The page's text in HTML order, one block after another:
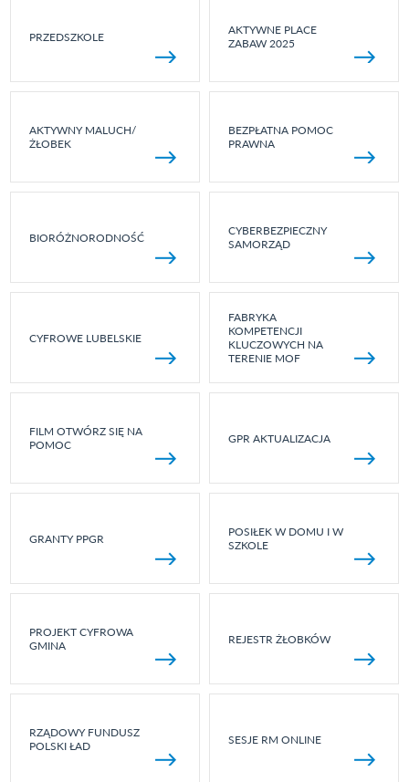
PRZEDSZKOLE
AKTYWNE PLACE
ZABAW 2025
AKTYWNY MALUCH/
ŻŁOBEK
BEZPŁATNA POMOC
PRAWNA
BIORÓŻNORODNOŚĆ
CYBERBEZPIECZNY
SAMORZĄD
CYFROWE LUBELSKIE
FABRYKA
KOMPETENCJI
KLUCZOWYCH NA
TERENIE MOF
FILM OTWÓRZ SIĘ NA
POMOC
GPR AKTUALIZACJA
GRANTY PPGR
POSIŁEK W DOMU I W
SZKOLE
PROJEKT CYFROWA
GMINA
REJESTR ŻŁOBKÓW
RZĄDOWY FUNDUSZ
POLSKI ŁAD
SESJE RM ONLINE